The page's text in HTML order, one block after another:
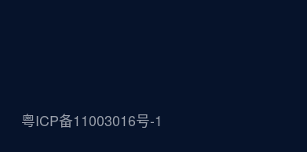
粤ICP备11003016号-1